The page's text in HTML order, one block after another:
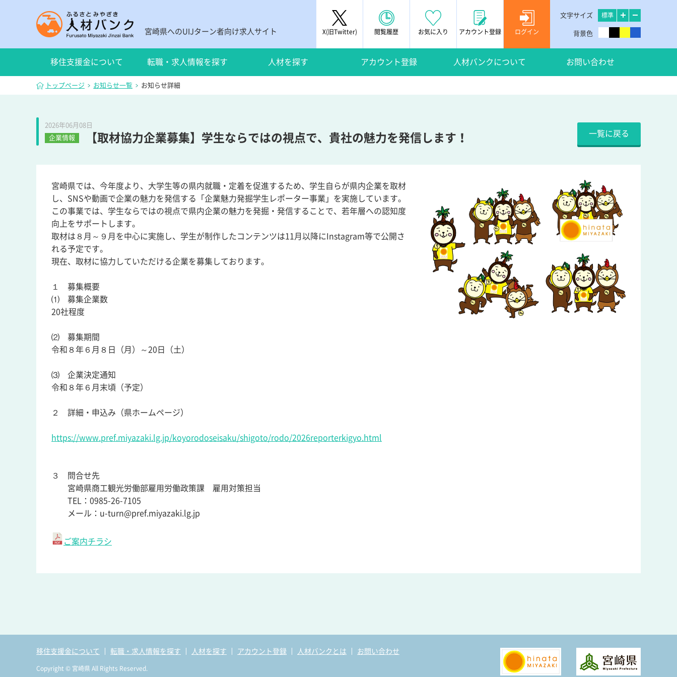
宮崎県へのUIJターン者向け求人サイト X(旧Twitter) 閲覧履歴 お気に入り アカウント登録 ログイン
文字サイズ 標準
背景色
移住支援金について 転職・求人情報を探す 人材を探す アカウント登録 人材バンクについて お問い合わせ
トップページ お知らせ一覧 お知らせ詳細
2026年06月08日
企業情報
【取材協力企業募集】学生ならではの視点で、貴社の魅力を発信します！ 一覧に戻る
宮崎県では、今年度より、大学生等の県内就職・定着を促進するため、学生自らが県内企業を取材
し、SNSや動画で企業の魅力を発信する「企業魅力発掘学生レポーター事業」を実施しています。
この事業では、学生ならではの視点で県内企業の魅力を発掘・発信することで、若年層への認知度
向上をサポートします。
取材は８月～９月を中心に実施し、学生が制作したコンテンツは11月以降にInstagram等で公開さ
れる予定です。
現在、取材に協力していただける企業を募集しております。
１ 募集概要
⑴ 募集企業数
20社程度
⑵ 募集期間
令和８年６月８日（月）～20日（土）
⑶ 企業決定通知
令和８年６月末頃（予定）
２ 詳細・申込み（県ホームページ）
https://www.pref.miyazaki.lg.jp/koyorodoseisaku/shigoto/rodo/2026reporterkigyo.html
３ 問合せ先
宮崎県商工観光労働部雇用労働政策課 雇用対策担当
TEL：0985-26-7105
メール：u-turn@pref.miyazaki.lg.jp
ご案内チラシ
移住支援金について 転職・求人情報を探す 人材を探す アカウント登録 人材バンクとは お問い合わせ
Copyright © 宮崎県 All Rights Reserved.